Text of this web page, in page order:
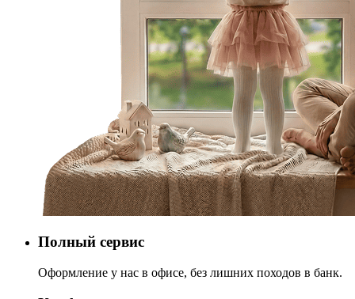
Полный сервис
Оформление у нас в офисе, без лишних походов в банк.